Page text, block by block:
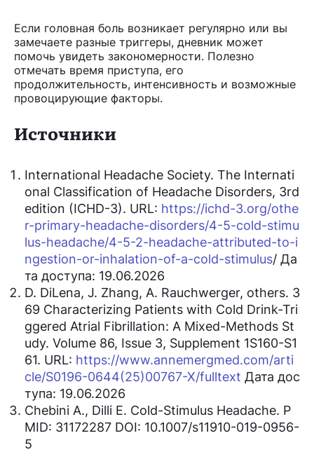
Если головная боль возникает регулярно или вы
замечаете разные триггеры, дневник может
помочь увидеть закономерности. Полезно
отмечать время приступа, его
продолжительность, интенсивность и возможные
провоцирующие факторы.
Источники
International Headache Society. The Internati
onal Classification of Headache Disorders, 3rd
edition (ICHD-3). URL: https://ichd-3.org/othe
r-primary-headache-disorders/4-5-cold-stimu
lus-headache/4-5-2-headache-attributed-to-i
ngestion-or-inhalation-of-a-cold-stimulus/ Да
та доступа: 19.06.2026
D. DiLena, J. Zhang, A. Rauchwerger, others. 3
69 Characterizing Patients with Cold Drink-Tri
ggered Atrial Fibrillation: A Mixed-Methods St
udy. Volume 86, Issue 3, Supplement 1S160-S1
61. URL: https://www.annemergmed.com/arti
cle/S0196-0644(25)00767-X/fulltext Дата дос
тупа: 19.06.2026
Chebini A., Dilli E. Cold-Stimulus Headache. P
MID: 31172287 DOI: 10.1007/s11910-019-0956-
5